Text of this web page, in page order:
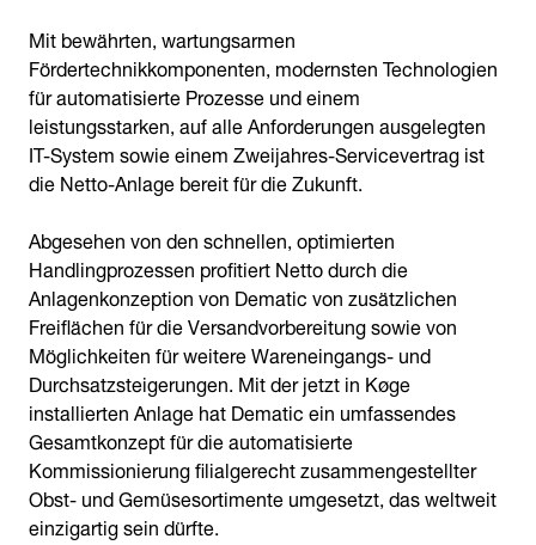
Mit bewährten, wartungsarmen
Fördertechnikkomponenten, modernsten Technologien
für automatisierte Prozesse und einem
leistungsstarken, auf alle Anforderungen ausgelegten
IT-System sowie einem Zweijahres-Servicevertrag ist
die Netto-Anlage bereit für die Zukunft.
Abgesehen von den schnellen, optimierten
Handlingprozessen profitiert Netto durch die
Anlagenkonzeption von Dematic von zusätzlichen
Freiflächen für die Versandvorbereitung sowie von
Möglichkeiten für weitere Wareneingangs- und
Durchsatzsteigerungen. Mit der jetzt in Køge
installierten Anlage hat Dematic ein umfassendes
Gesamtkonzept für die automatisierte
Kommissionierung filialgerecht zusammengestellter
Obst- und Gemüsesortimente umgesetzt, das weltweit
einzigartig sein dürfte.